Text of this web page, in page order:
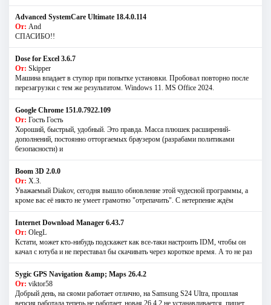
Advanced SystemCare Ultimate 18.4.0.114
От: And
СПАСИБО!!
Dose for Excel 3.6.7
От: Skipper
Машина впадает в ступор при попытке установки. Пробовал повторно после
перезагрузки с тем же результатом. Windows 11. MS Offiсe 2024.
Google Chrome 151.0.7922.109
От: Гость Гость
Хороший, быстрый, удобный. Это правда. Масса плюшек расширений-
дополнений, постоянно отторгаемых браузером (разрабами политиками
безопасности) и
Boom 3D 2.0.0
От: Х.З.
Уважаемый Diakov, сегодня вышло обновление этой чудесной программы, а
кроме вас её никто не умеет грамотно "отрепачить". С нетерпение ждём
Internet Download Manager 6.43.7
От: OlegL
Кстати, может кто-нибудь подскажет как все-таки настроить IDM, чтобы он
качал с ютуба и не переставал бы скачивать через короткое время. А то не раз
Sygic GPS Navigation &amp; Maps 26.4.2
От: viktor58
Добрый день, на сяоми работает отлично, на Samsung S24 Ultra, прошлая